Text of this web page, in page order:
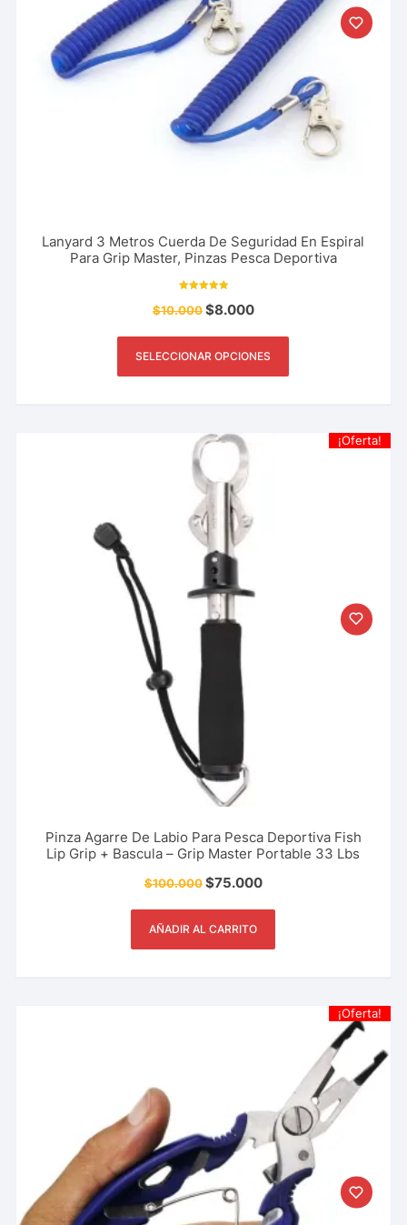
Lanyard 3 Metros Cuerda De Seguridad En Espiral
Para Grip Master, Pinzas Pesca Deportiva
5.00
de 5
$10.000$8.000
SELECCIONAR OPCIONES
¡Oferta!
Pinza Agarre De Labio Para Pesca Deportiva Fish
Lip Grip + Bascula – Grip Master Portable 33 Lbs
$100.000$75.000
AÑADIR AL CARRITO
¡Oferta!